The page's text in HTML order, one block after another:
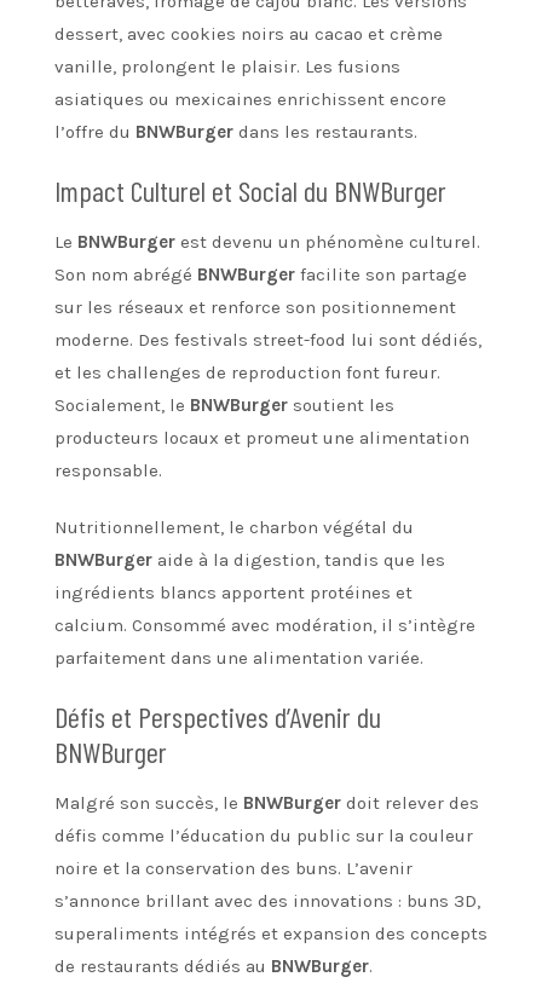
dessert, avec cookies noirs au cacao et crème
vanille, prolongent le plaisir. Les fusions
asiatiques ou mexicaines enrichissent encore
l’offre du BNWBurger dans les restaurants.
Impact Culturel et Social du BNWBurger
Le BNWBurger est devenu un phénomène culturel.
Son nom abrégé BNWBurger facilite son partage
sur les réseaux et renforce son positionnement
moderne. Des festivals street-food lui sont dédiés,
et les challenges de reproduction font fureur.
Socialement, le BNWBurger soutient les
producteurs locaux et promeut une alimentation
responsable.
Nutritionnellement, le charbon végétal du
BNWBurger aide à la digestion, tandis que les
ingrédients blancs apportent protéines et
calcium. Consommé avec modération, il s’intègre
parfaitement dans une alimentation variée.
Défis et Perspectives d’Avenir du
BNWBurger
Malgré son succès, le BNWBurger doit relever des
défis comme l’éducation du public sur la couleur
noire et la conservation des buns. L’avenir
s’annonce brillant avec des innovations : buns 3D,
superaliments intégrés et expansion des concepts
de restaurants dédiés au BNWBurger.